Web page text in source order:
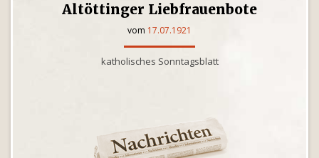
Altöttinger Liebfrauenbote
vom 17.07.1921
katholisches Sonntagsblatt